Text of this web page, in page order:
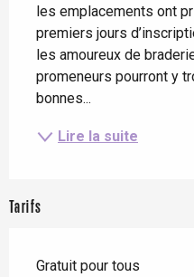
les emplacements ont
premiers jours
les amoureux de
promeneurs pourront y
bonnes...
Lire la suite
Tarifs
Gratuit pour tous